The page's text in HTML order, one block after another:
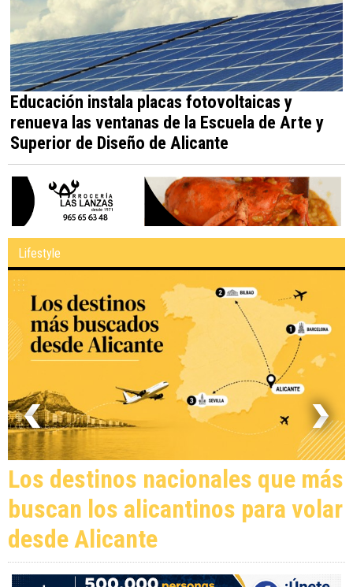
Educación instala placas fotovoltaicas y
renueva las ventanas de la Escuela de Arte y
Superior de Diseño de Alicante
Lifestyle
Los destinos nacionales que más
buscan los alicantinos para volar
desde Alicante